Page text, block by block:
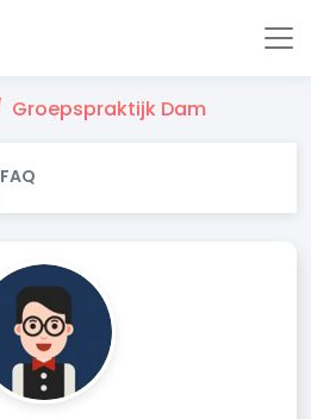
Groepspraktijk Dam
FAQ